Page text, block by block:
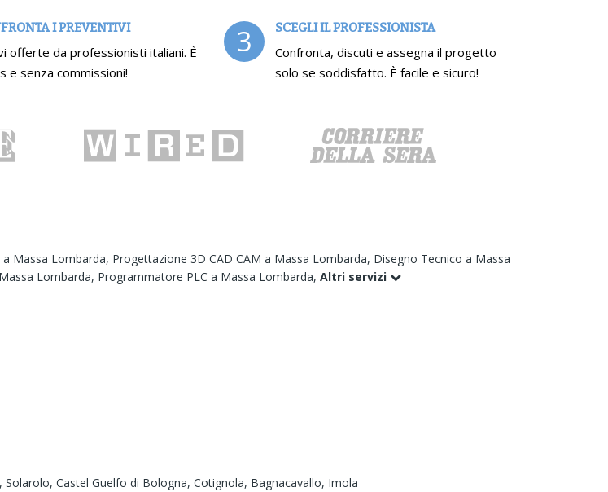
I PREVENTIVI
offerte da professionisti italiani. È
e senza commissioni!
3 SCEGLI IL PROFESSIONISTA
Confronta, discuti e assegna il progetto
solo se soddisfatto. È facile e sicuro!
Massa Lombarda, Progettazione 3D CAD CAM a Massa Lombarda, Disegno Tecnico a Massa
Lombarda, Programmatore PLC a Massa Lombarda, Altri servizi
Solarolo, Castel Guelfo di Bologna, Cotignola, Bagnacavallo, Imola